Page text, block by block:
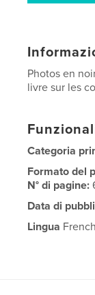
Photos en
livre sur les
Categoria
Formato del
N° di pagine:
Data di
Lingua French